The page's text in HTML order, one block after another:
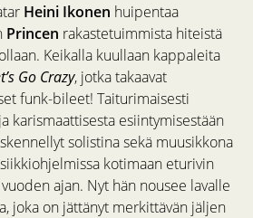
Heini Ikonen huipentaa
Princen rakastetuimmista hiteistä
Keikalla kuullaan kappaleita
Go Crazy, jotka takaavat
funk-bileet! Taiturimaisesti
karismaattisesta esiintymisestään
solistina sekä muusikkona
kotimaan eturivin
ajan. Nyt hän nousee lavalle
joka on jättänyt merkittävän jäljen